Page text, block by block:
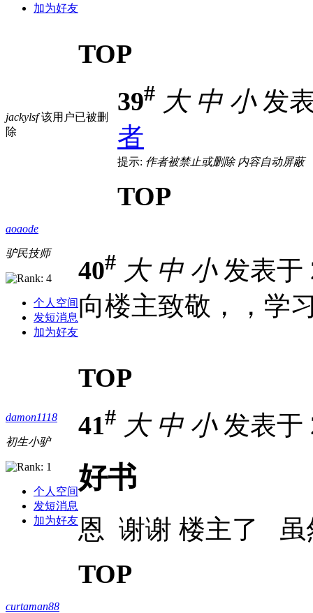
加为好友
TOP
jackylsf该用户已被删
除
39# 大 中 小发
者
提示: 作者被禁止或删除 内容自动屏蔽
TOP
aoaode
驴民技师
个人空间
发短消息
加为好友
40# 大 中 小发表于
向楼主致敬，，学
TOP
damon1118
初生小驴
个人空间
发短消息
加为好友
41# 大 中 小发表于
好书
恩 谢谢 楼主了 虽
TOP
curtaman88